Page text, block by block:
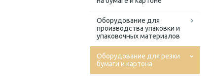
Оборудование для
производства упаковки и
упаковочных материалов
Оборудование для резки
бумаги и картона